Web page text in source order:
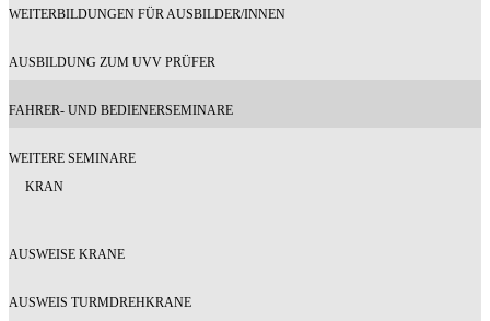
WEITERBILDUNGEN FÜR AUSBILDER/INNEN
AUSBILDUNG ZUM UVV PRÜFER
FAHRER- UND BEDIENERSEMINARE
WEITERE SEMINARE
KRAN
AUSWEISE KRANE
AUSWEIS TURMDREHKRANE